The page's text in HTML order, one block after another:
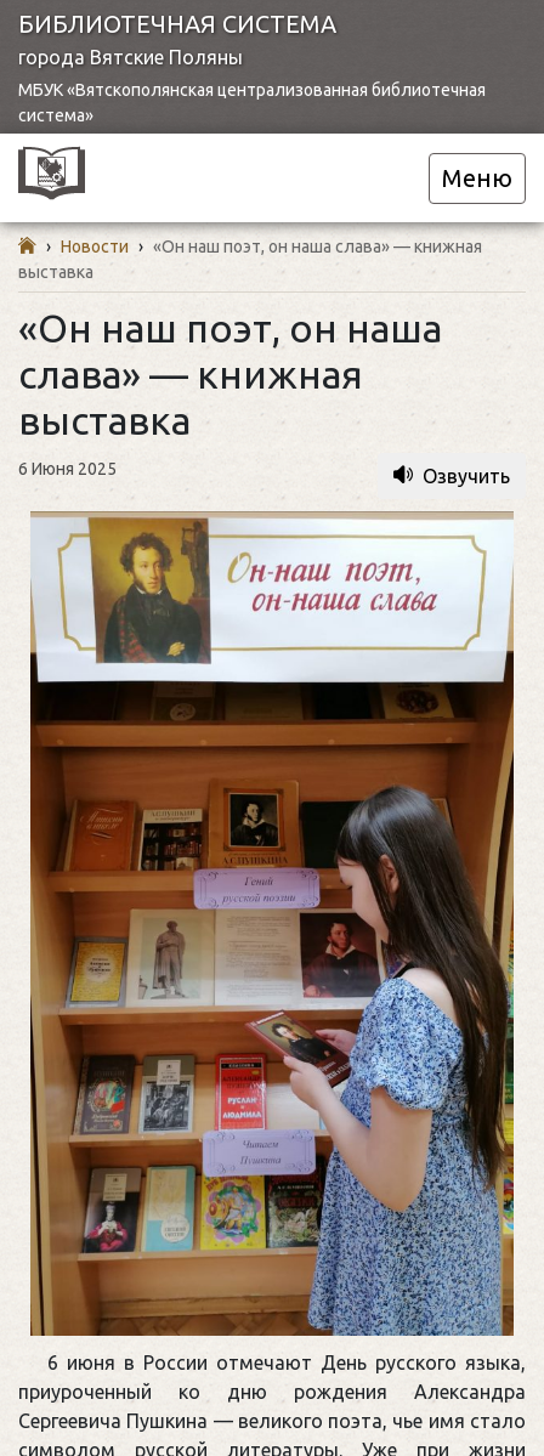
БИБЛИОТЕЧНАЯ СИСТЕМА
города Вятские Поляны
МБУК «Вятскополянская централизованная библиотечная
система»
Меню
› Новости › «Он наш поэт, он наша слава» — книжная
выставка
«Он наш поэт, он наша
слава» — книжная
выставка
6 Июня 2025 Озвучить
6 июня в России отмечают День русского языка,
приуроченный ко дню рождения Александра
Сергеевича Пушкина — великого поэта, чье имя стало
символом русской литературы. Уже при жизни